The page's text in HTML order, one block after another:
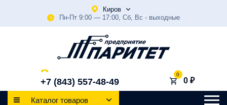
Киров
Пн-Пт 9:00 — 17:00, Сб, Вс - выходные
+7 (843) 557-48-49
0
0 ₽
Каталог товаров